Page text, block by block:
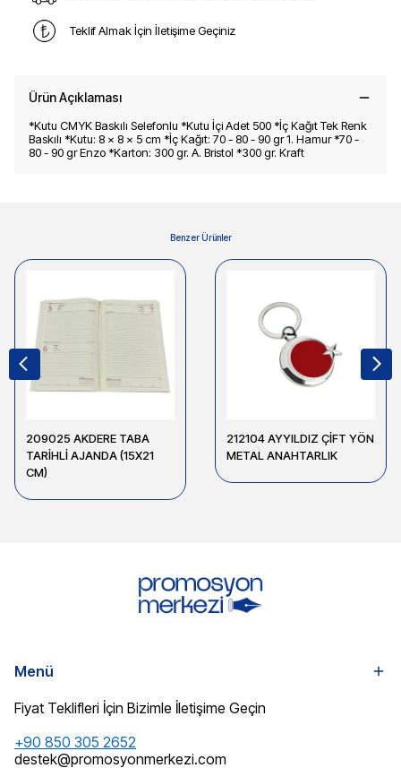
Teklif Almak İçin İletişime Geçiniz
Ürün Açıklaması
*Kutu CMYK Baskılı Selefonlu *Kutu İçi Adet 500 *İç Kağıt Tek Renk
Baskılı *Kutu: 8 x 8 x 5 cm *İç Kağıt: 70 - 80 - 90 gr 1. Hamur *70 -
80 - 90 gr Enzo *Karton: 300 gr. A. Bristol *300 gr. Kraft
Benzer Ürünler
209025 AKDERE TABA
TARİHLİ AJANDA (15X21
CM)
212104 AYYILDIZ ÇİFT YÖN
METAL ANAHTARLIK
Menü
Fiyat Teklifleri İçin Bizimle İletişime Geçin
+90 850 305 2652
destek@promosyonmerkezi.com